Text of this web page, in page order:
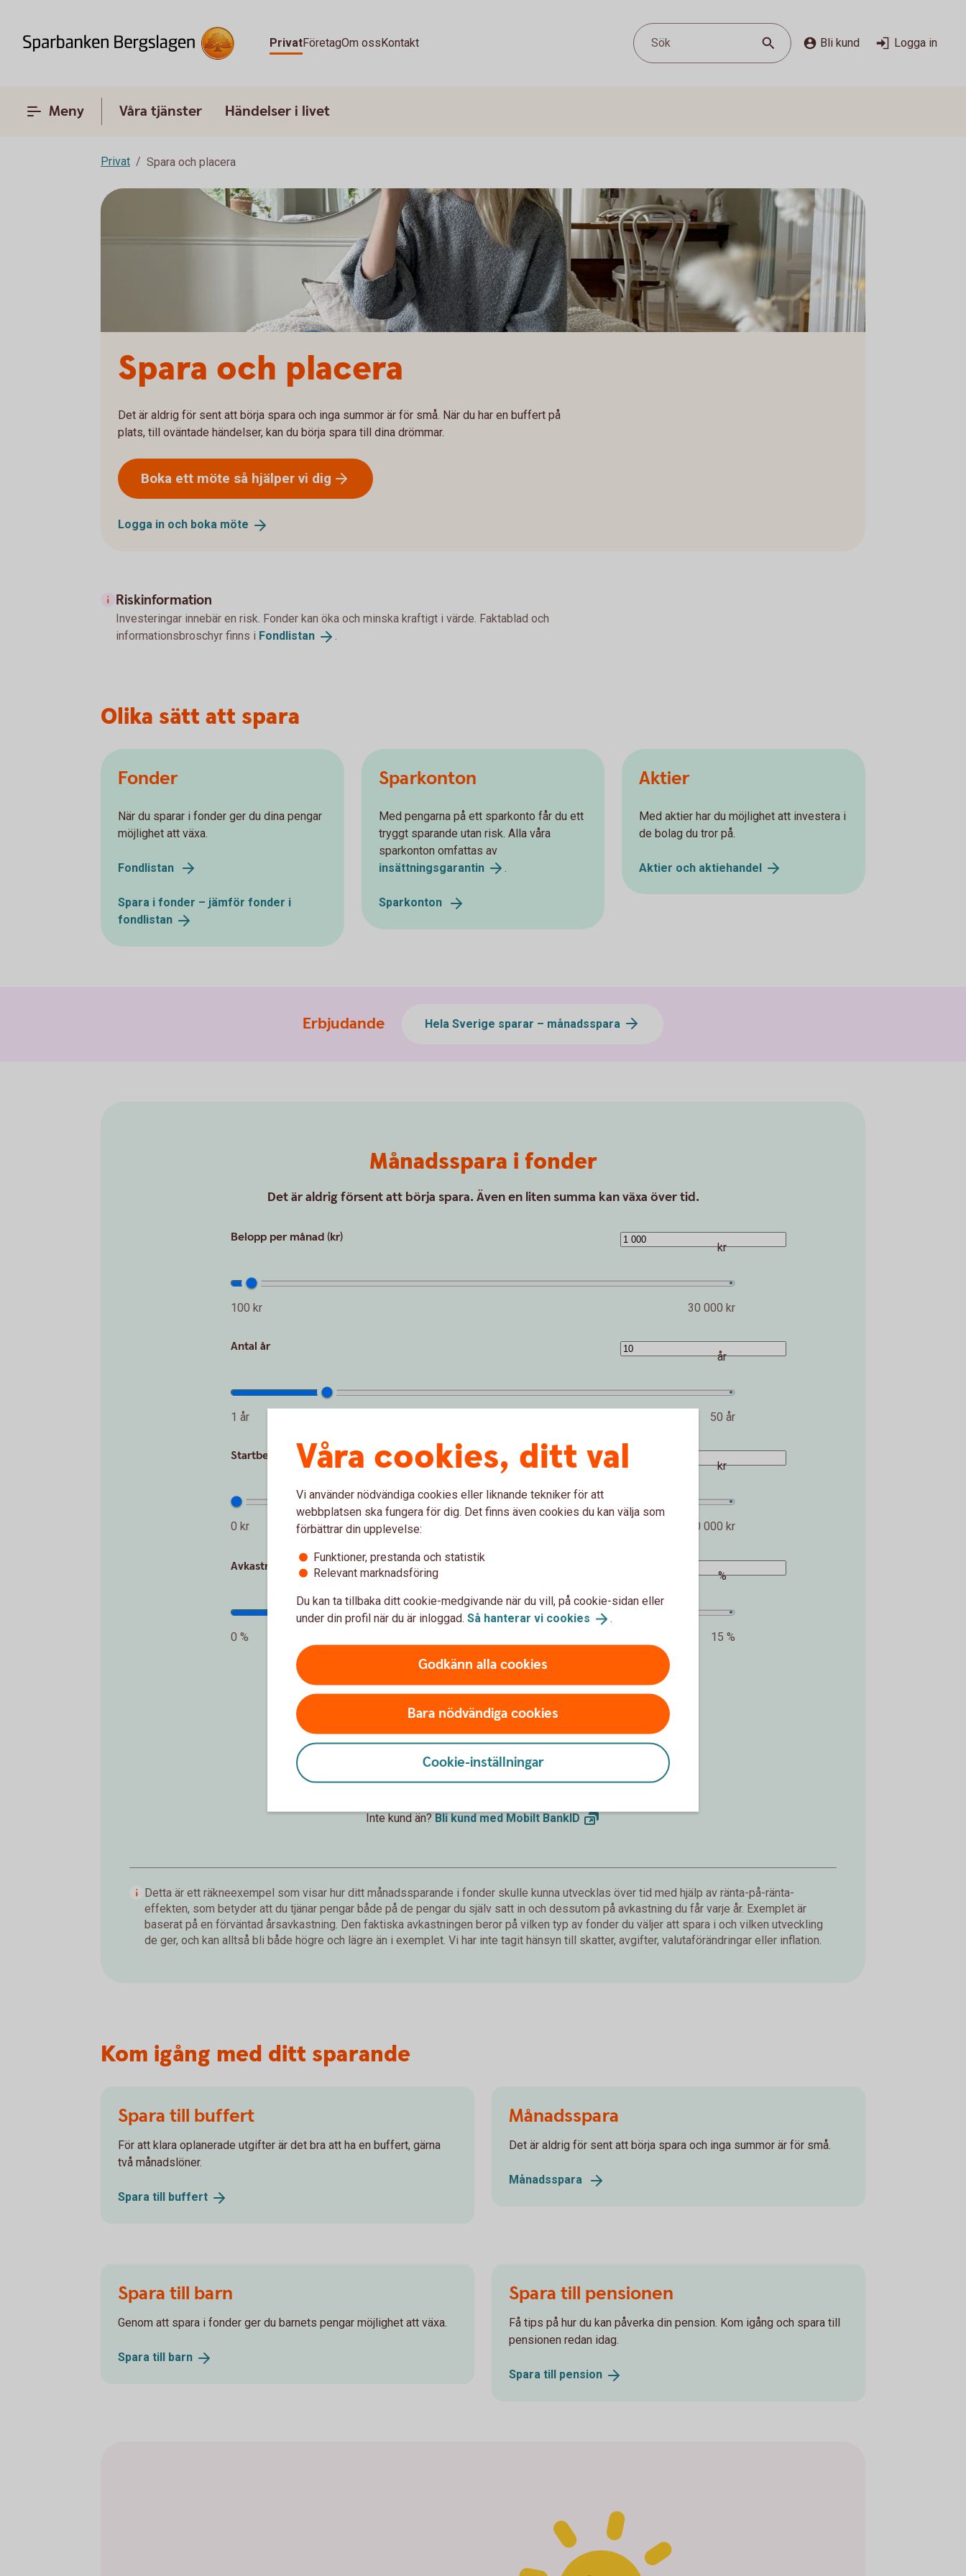
PrivatFöretagOm ossKontakt Sök Bli kund Logga in
Meny Våra tjänster Händelser i livet
Privat Spara och placera
Spara och placera
Det är aldrig för sent att börja spara och inga summor är för små. När du har en buffert på
plats, till oväntade händelser, kan du börja spara till dina drömmar.
Boka ett möte så hjälper vi dig
Logga in och boka möte
Riskinformation
Investeringar innebär en risk. Fonder kan öka och minska kraftigt i värde. Faktablad och
informationsbroschyr finns i Fondlistan
Olika sätt att spara
Fonder
När du sparar i fonder ger du dina pengar
möjlighet att växa.
Fondlistan
Spara i fonder – jämför fonder i
fondlistan
Sparkonton
Med pengarna på ett sparkonto får du ett
tryggt sparande utan risk. Alla våra
sparkonton omfattas av
insättningsgarantin
.
Sparkonton
Aktier
Med aktier har du möjlighet att investera i
de bolag du tror på.
Aktier och aktiehandel
Erbjudande Hela Sverige sparar – månadsspara
Månadsspara i fonder
Det är aldrig försent att börja spara. Även en liten summa kan växa över tid.
Belopp per månad (kr)
100 kr 30 000 kr
kr
Antal år
1 år 50 år
år
Startbelopp (kr)
0 kr 2 000 000 kr
kr
Avkastning per år (%)
0 % 15 %
%
Förväntat sparbelopp om 10 år
172 019 kr
Insättningar från dig är 120 000 kr.Förväntad avkastning är +52 019 kr.
Logga in och börja månadsspara
Inte kund än? Bli kund med Mobilt BankID
Detta är ett räkneexempel som visar hur ditt månadssparande i fonder skulle kunna utvecklas över tid med hjälp av ränta-på-ränta-
effekten, som betyder att du tjänar pengar både på de pengar du själv satt in och dessutom på avkastning du får varje år. Exemplet är
baserat på en förväntad årsavkastning. Den faktiska avkastningen beror på vilken typ av fonder du väljer att spara i och vilken utveckling
de ger, och kan alltså bli både högre och lägre än i exemplet. Vi har inte tagit hänsyn till skatter, avgifter, valutaförändringar eller inflation.
Kom igång med ditt sparande
Spara till buffert
För att klara oplanerade utgifter är det bra att ha en buffert, gärna
två månadslöner.
Spara till buffert
Månadsspara
Det är aldrig för sent att börja spara och inga summor är för små.
Månadsspara
Spara till barn
Genom att spara i fonder ger du barnets pengar möjlighet att växa.
Spara till barn
Spara till pensionen
Få tips på hur du kan påverka din pension. Kom igång och spara till
pensionen redan idag.
Spara till pension
Våra cookies, ditt val
Vi använder nödvändiga cookies eller liknande tekniker för att
webbplatsen ska fungera för dig. Det finns även cookies du kan välja som
förbättrar din upplevelse:
Funktioner, prestanda och statistik
Relevant marknadsföring
Du kan ta tillbaka ditt cookie-medgivande när du vill, på cookie-sidan eller
under din profil när du är inloggad. Så hanterar vi cookies .
Godkänn alla cookies
Bara nödvändiga cookies
Cookie-inställningar